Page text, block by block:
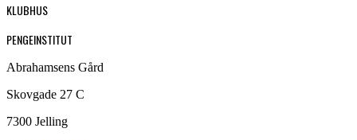
KLUBHUS
PENGEINSTITUT
Abrahamsens Gård
Skovgade 27 C
7300 Jelling